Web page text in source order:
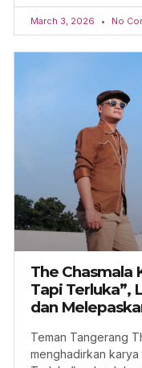
March 3, 2026 No
The Chasmala
Tapi Terluka”,
dan
Teman Tangerang
menghadirkan